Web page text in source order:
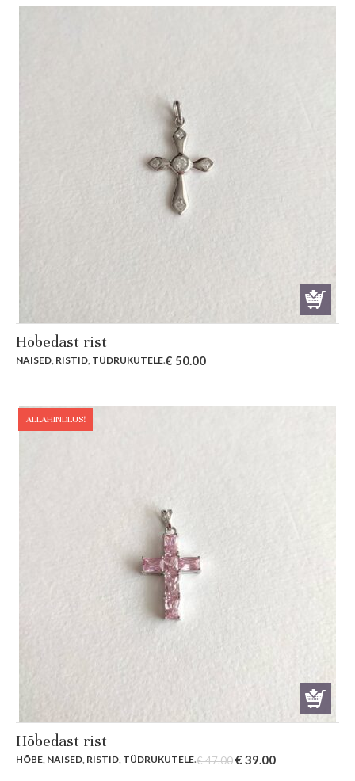
Hõbedast rist
NAISED, RISTID, TÜDRUKUTELE.€ 50.00
ALLAHINDLUS!
Hõbedast rist
HÕBE NAISED RISTID TÜDRUKUTELE.€47.00Original
€ 39.00Current